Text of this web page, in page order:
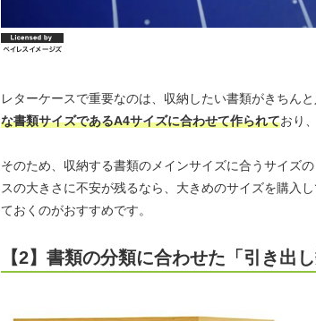
レターケースで重要なのは、収納したい書類がきちんと
な書類サイズであるA4サイズに合わせて作られており
そのため、収納する書類のメインサイズに合うサイズ
スの大きさに不安が残るなら、大きめのサイズを購入
ておくのがおすすめです。
【2】書類の分類に合わせた「引き出